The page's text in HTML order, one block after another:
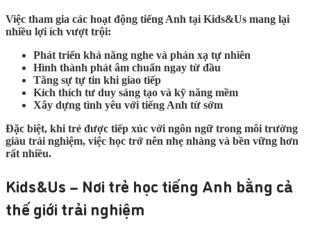
Việc tham gia các hoạt động tiếng Anh tại Kids&Us mang lại
nhiều lợi ích vượt trội:
Phát triển khả năng nghe và phản xạ tự nhiên
Hình thành phát âm chuẩn ngay từ đầu
Tăng sự tự tin khi giao tiếp
Kích thích tư duy sáng tạo và kỹ năng mềm
Xây dựng tình yêu với tiếng Anh từ sớm
Đặc biệt, khi trẻ được tiếp xúc với ngôn ngữ trong môi trường
giàu trải nghiệm, việc học trở nên nhẹ nhàng và bền vững hơn
rất nhiều.
Kids&Us – Nơi trẻ học tiếng Anh bằng cả
thế giới trải nghiệm